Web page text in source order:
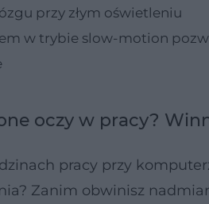
przy złym oświetleniu
w trybie slow-motion
oczy w pracy?
pracy przy
Zanim obwinisz